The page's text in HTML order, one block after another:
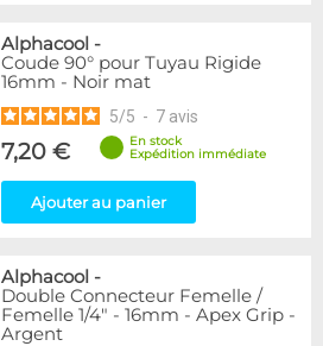
Alphacool -
Coude 90° pour Tuyau Rigide
16mm - Noir mat
5/5 - 7 avis
7,20 €
En stock
Expédition immédiate
Ajouter au panier
Alphacool -
Double Connecteur Femelle /
Femelle 1/4" - 16mm - Apex Grip -
Argent